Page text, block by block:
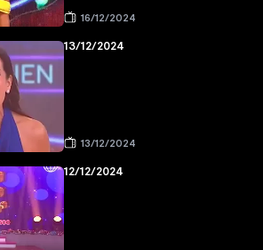
16/12/2024
13/12/2024
13/12/2024
12/12/2024